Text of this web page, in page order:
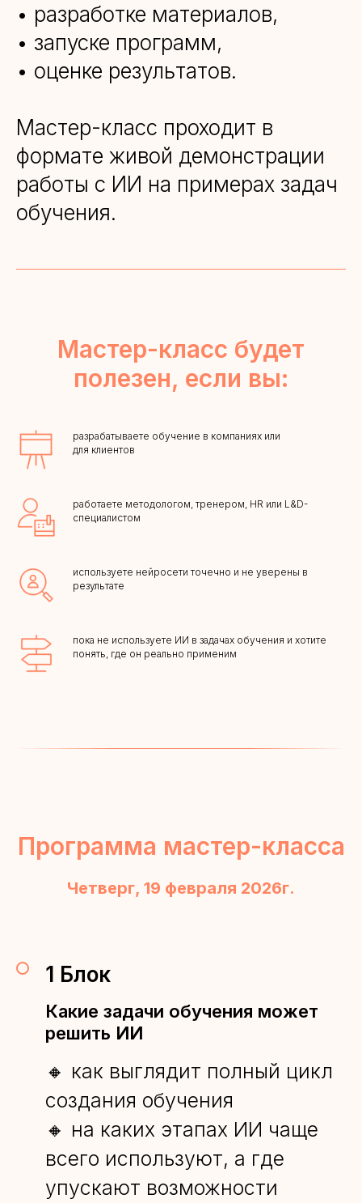
• разработке материалов,
• запуске программ,
• оценке результатов.
Мастер-класс проходит в
формате живой демонстрации
работы с ИИ на примерах задач
обучения.
Мастер-класс будет
полезен, если вы:
разрабатываете обучение в компаниях или
для клиентов
работаете методологом, тренером, HR или L&D-
специалистом
используете нейросети точечно и не уверены в
результате
пока не используете ИИ в задачах обучения и хотите
понять, где он реально применим
Программа мастер-класса
Четверг, 19 февраля 2026г.
1 Блок
Какие задачи обучения может
решить ИИ
🔸 как выглядит полный цикл
создания обучения
🔸 на каких этапах ИИ чаще
всего используют, а где
упускают возможности